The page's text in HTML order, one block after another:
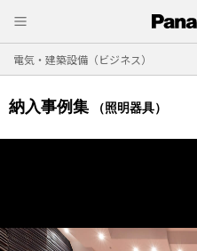
電気・建築設備（ビジネス）
納入事例集 （照明器具）